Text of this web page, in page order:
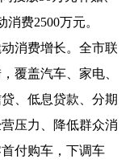
费2500万元。
消费增长。全市联
覆盖汽车、家电、
、低息贷款、分期
压力、降低群众消
付购车，下调车